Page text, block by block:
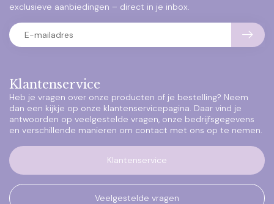
Klantenservice
Heb je vragen over onze producten of je bestelling? Neem
dan een kijkje op onze klantenservicepagina. Daar vind je
antwoorden op veelgestelde vragen, onze bedrijfsgegevens
en verschillende manieren om contact met ons op te nemen.
Klantenservice
Veelgestelde vragen
exclusieve aanbiedingen – direct in je inbox.